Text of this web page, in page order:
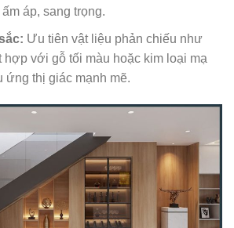
áp, sang trọng.
Ưu tiên vật liệu phản chiếu như
hợp với gỗ tối màu hoặc kim loại mạ
ứng thị giác mạnh mẽ.